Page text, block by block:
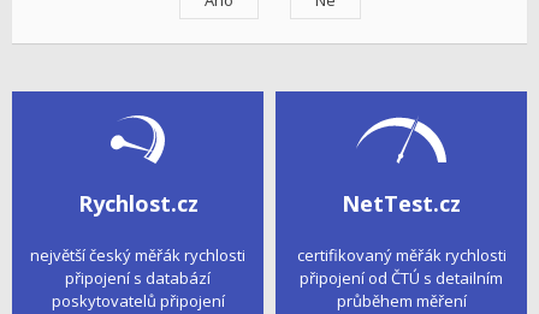
Rychlost.cz
největší český měřák rychlosti
připojení s databází
poskytovatelů připojení
NetTest.cz
certifikovaný měřák rychlosti
připojení od ČTÚ s detailním
průběhem měření